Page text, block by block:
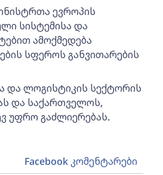
ევროპის
სისტემისა და
ამოქმედება
სფეროს განვითარების
და ლოგისტიკის სექტორის
და საქართველოს,
უფრო გაძლიერებას.
Facebook კომენტარები